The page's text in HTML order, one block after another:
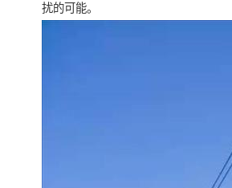
扰的可能。